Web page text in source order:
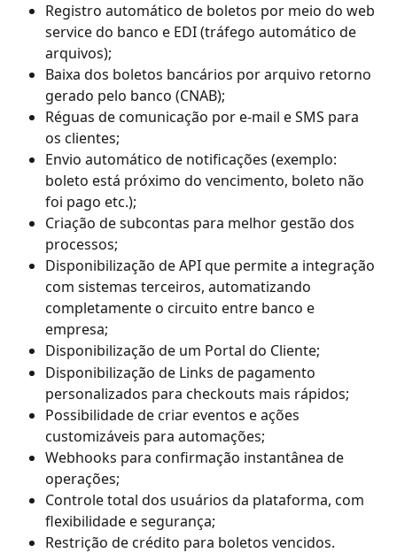
Registro automático de boletos por meio do web
service do banco e EDI (tráfego automático de
arquivos);
Baixa dos boletos bancários por arquivo retorno
gerado pelo banco (CNAB);
Réguas de comunicação por e-mail e SMS para
os clientes;
Envio automático de notificações (exemplo:
boleto está próximo do vencimento, boleto não
foi pago etc.);
Criação de subcontas para melhor gestão dos
processos;
Disponibilização de API que permite a integração
com sistemas terceiros, automatizando
completamente o circuito entre banco e
empresa;
Disponibilização de um Portal do Cliente;
Disponibilização de Links de pagamento
personalizados para checkouts mais rápidos;
Possibilidade de criar eventos e ações
customizáveis para automações;
Webhooks para confirmação instantânea de
operações;
Controle total dos usuários da plataforma, com
flexibilidade e segurança;
Restrição de crédito para boletos vencidos.